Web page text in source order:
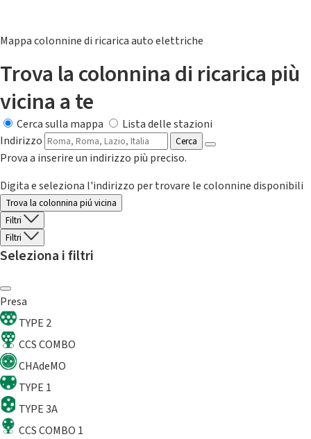
Mappa colonnine di ricarica auto elettriche
Trova la colonnina di ricarica più
vicina a te
Cerca sulla mappa
Lista delle stazioni
Indirizzo
Cerca
Prova a inserire un indirizzo più preciso.
Digita e seleziona l'indirizzo per trovare le colonnine disponibili
Trova la colonnina piú vicina
Filtri
Filtri
Seleziona i filtri
Presa
TYPE 2
CCS COMBO
CHAdeMO
TYPE 1
TYPE 3A
CCS COMBO 1